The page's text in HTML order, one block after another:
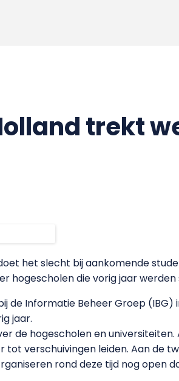
trekt
het slecht bij aankomende
hogescholen die vorig jaar werden
de Informatie Beheer Groep
jaar.
de hogescholen en
tot verschuivingen leiden. Aan de
rond deze tijd nog open